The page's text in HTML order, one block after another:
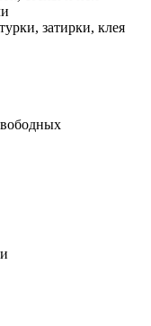
затирки, клея